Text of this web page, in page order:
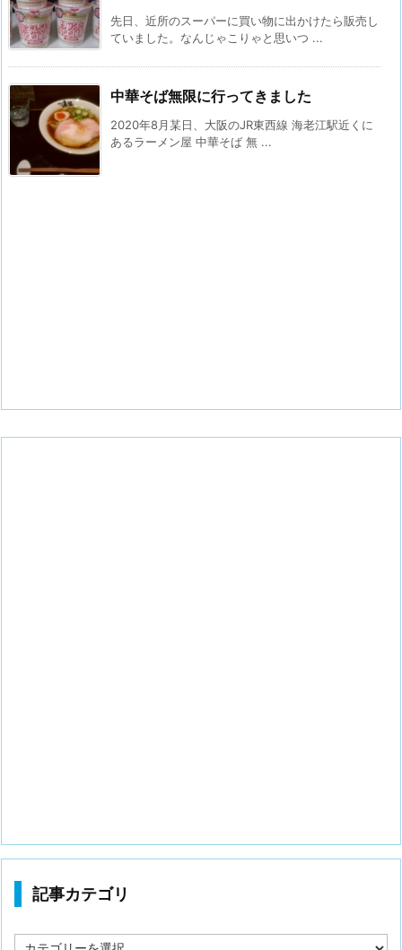
先日、近所のスーパーに買い物に出かけたら販売し
ていました。なんじゃこりゃと思いつ ...
中華そば無限に行ってきました
2020年8月某日、大阪のJR東西線 海老江駅近くに
あるラーメン屋 中華そば 無 ...
記事カテゴリ